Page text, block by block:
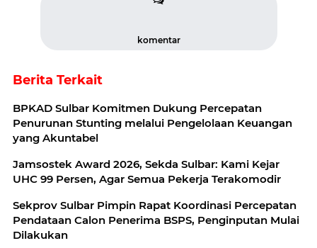
komentar
Berita Terkait
BPKAD Sulbar Komitmen Dukung Percepatan
Penurunan Stunting melalui Pengelolaan Keuangan
yang Akuntabel
Jamsostek Award 2026, Sekda Sulbar: Kami Kejar
UHC 99 Persen, Agar Semua Pekerja Terakomodir
Sekprov Sulbar Pimpin Rapat Koordinasi Percepatan
Pendataan Calon Penerima BSPS, Penginputan Mulai
Dilakukan